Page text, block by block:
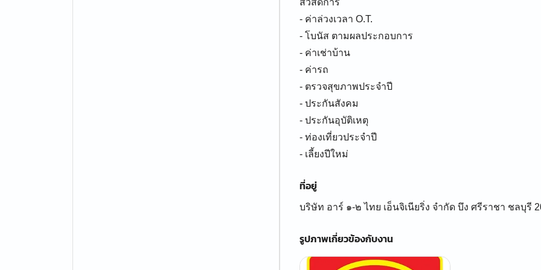
สวัสดิการ
- ค่าล่วงเวลา O.T.
- โบนัส ตามผลประกอบการ
- ค่าเช่าบ้าน
- ค่ารถ
- ตรวจสุขภาพประจำปี
- ประกันสังคม
- ประกันอุบัติเหตุ
- ท่องเที่ยวประจำปี
ที่อยู่
บริษัท อาร์ ๑-๒ ไทย เอ็นจิเนียริ่ง จำกัด บึง ศรีราชา ชลบุรี
รูปภาพเกี่ยวข้องกับงาน